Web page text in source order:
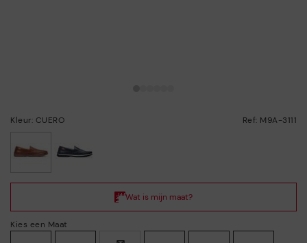
Kleur: CUERO Ref: M9A-3111
Kies een Maat